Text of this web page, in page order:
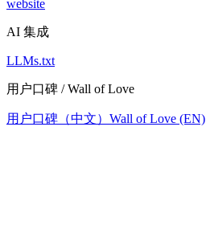
website
AI 集成
LLMs.txt
用户口碑 / Wall of Love
用户口碑（中文） Wall of Love (EN)